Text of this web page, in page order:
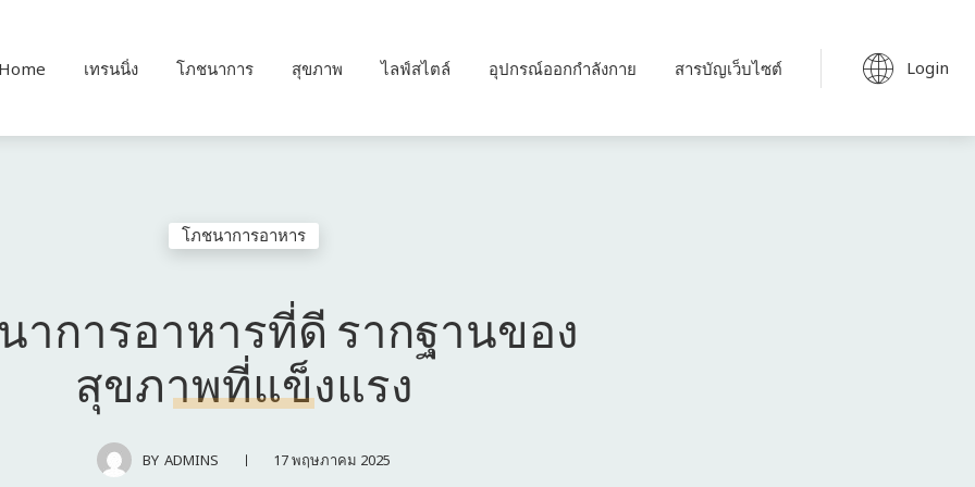
เทรนนิ่ง โภชนาการ สุขภาพ ไลฟ์สไตล์ อุปกรณ์ออกกำลังกาย สารบัญเว็บไซต์ Login
โภชนาการอาหาร
าการอาหารที่ดี รากฐานของ
สุขภาพที่แข็งแรง
BY ADMINS 17 พฤษภาคม 2025